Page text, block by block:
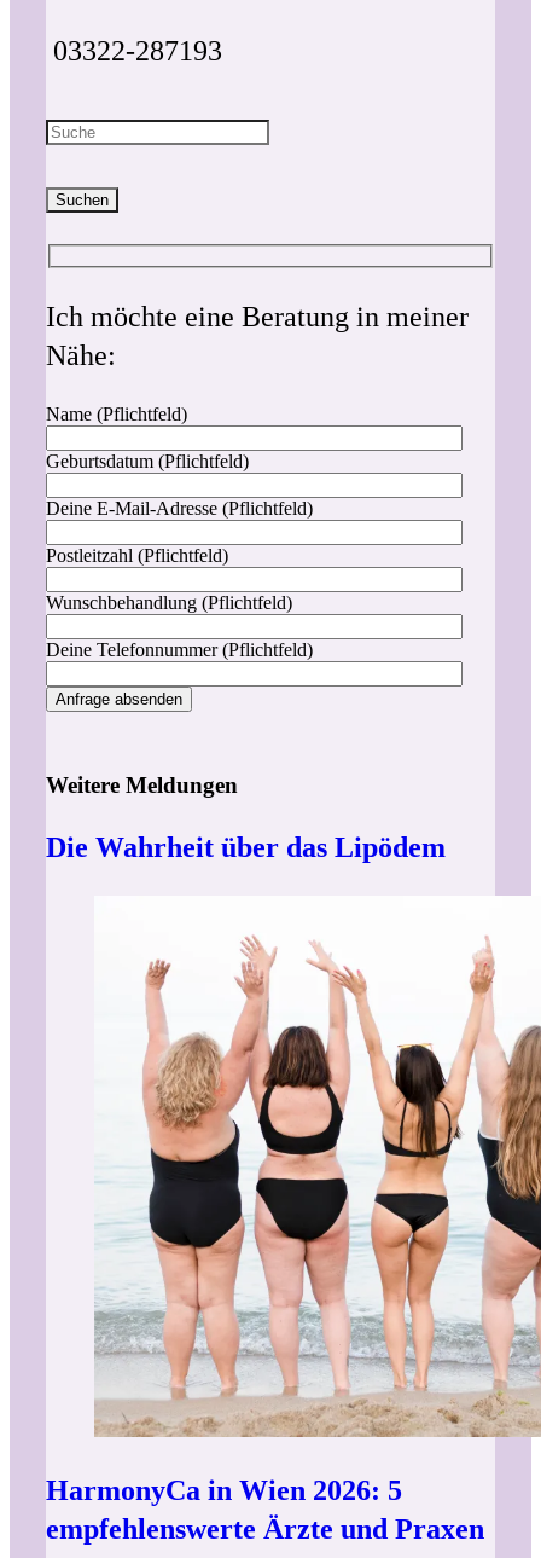
03322-287193
Suchen
Ich möchte eine Beratung in meiner
Nähe:
Name (Pflichtfeld)
Geburtsdatum (Pflichtfeld)
Deine E-Mail-Adresse (Pflichtfeld)
Postleitzahl (Pflichtfeld)
Wunschbehandlung (Pflichtfeld)
Deine Telefonnummer (Pflichtfeld)
Weitere Meldungen
Die Wahrheit über das Lipödem
HarmonyCa in Wien 2026: 5
empfehlenswerte Ärzte und Praxen